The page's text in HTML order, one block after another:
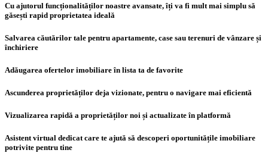
Cu ajutorul funcționalităților noastre avansate, îți va fi mult mai simplu să
găsești rapid proprietatea ideală
Salvarea căutărilor tale pentru apartamente, case sau terenuri de vânzare și
închiriere
Adăugarea ofertelor imobiliare în lista ta de favorite
Ascunderea proprietăților deja vizionate, pentru o navigare mai eficientă
Vizualizarea rapidă a proprietăților noi și actualizate în platformă
Asistent virtual dedicat care te ajută să descoperi oportunitățile imobiliare
potrivite pentru tine